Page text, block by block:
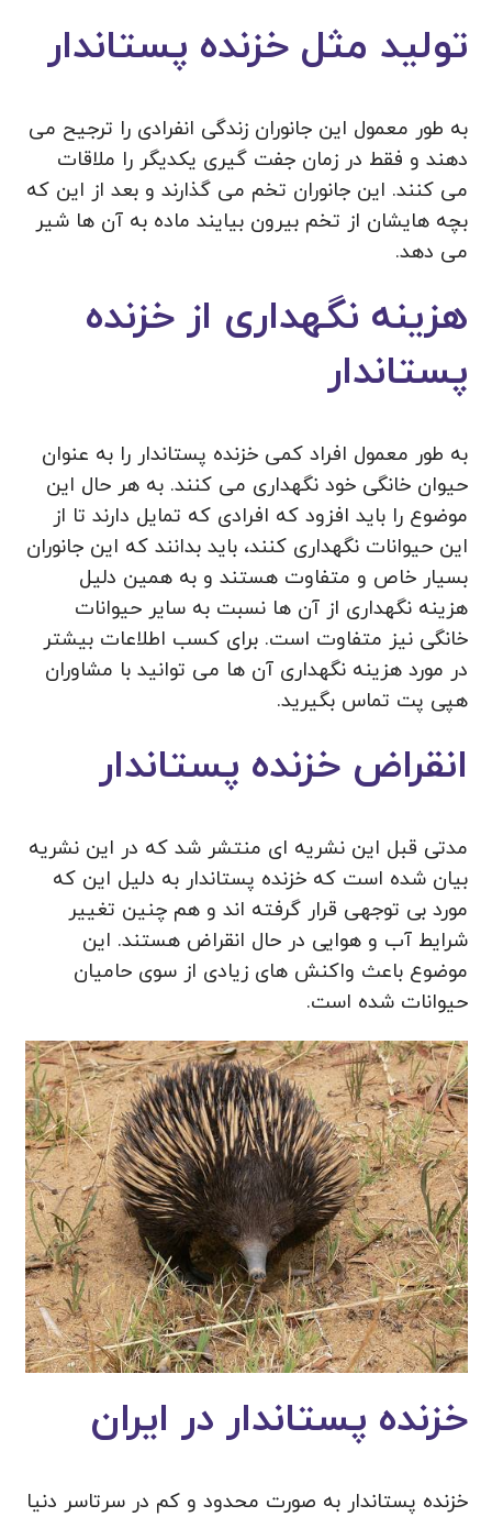
تولید مثل خزنده پستاندار
به طور معمول این جانوران زندگی انفرادی را ترجیح می
دهند و فقط در زمان جفت گیری یکدیگر را ملاقات
می کنند. این جانوران تخم می گذارند و بعد از این که
بچه هایشان از تخم بیرون بیایند ماده به آن ها شیر
می دهد.
هزینه نگهداری از خزنده
پستاندار
به طور معمول افراد کمی خزنده پستاندار را به عنوان
حیوان خانگی خود نگهداری می کنند. به هر حال این
موضوع را باید افزود که افرادی که تمایل دارند تا از
این حیوانات نگهداری کنند، باید بدانند که این جانوران
بسیار خاص و متفاوت هستند و به همین دلیل
هزینه نگهداری از آن ها نسبت به سایر حیوانات
خانگی نیز متفاوت است. برای کسب اطلاعات بیشتر
در مورد هزینه نگهداری آن ها می‌ توانید با مشاوران
هپی پت تماس بگیرید.
انقراض خزنده پستاندار
مدتی قبل این نشریه ای منتشر شد که در این نشریه
بیان شده است که خزنده پستاندار به دلیل این که
مورد بی توجهی قرار گرفته‌ اند و هم چنین تغییر
شرایط آب و هوایی در حال انقراض هستند. این
موضوع باعث واکنش‌ های زیادی از سوی حامیان
حیوانات شده است.
خزنده پستاندار در ایران
خزنده پستاندار به صورت محدود و کم در سرتاسر دنیا